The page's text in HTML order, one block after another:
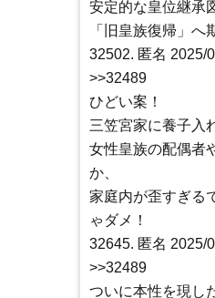
安定的な皇位継承
「旧皇族復帰」へ
32502. 匿名 2025/
>>32489
ひどい案！
三笠宮家に養子入
女性皇族の配偶者
か、
家庭内が歪すぎる
ゃダメ！
32645. 匿名 2025/
>>32489
ついに本性を現し